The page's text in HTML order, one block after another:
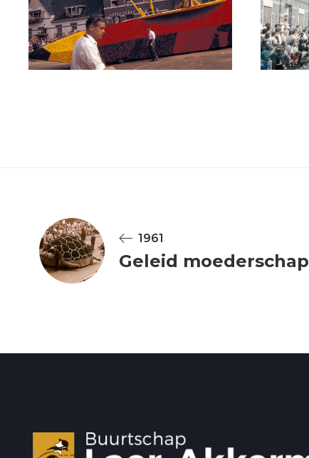
1961
Geleid moederschap